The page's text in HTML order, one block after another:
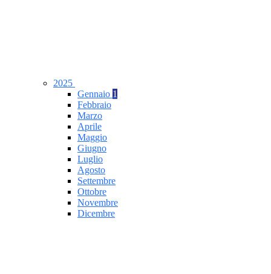
2025
Gennaio 1
Febbraio
Marzo
Aprile
Maggio
Giugno
Luglio
Agosto
Settembre
Ottobre
Novembre
Dicembre